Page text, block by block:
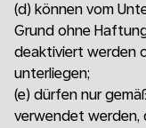
(d) können vom
Grund ohne
deaktiviert werden
unterliegen;
(e) dürfen nur
verwendet werden,